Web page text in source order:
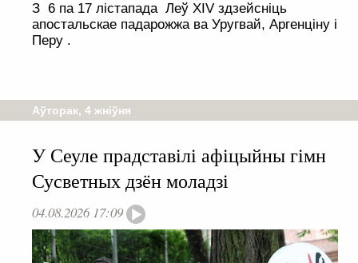
З 6 па 17 лістапада Леў XIV здзейсніць
апостальскае падарожжа ва Уругвай, Аргенціну і
Перу .
Аўторак, 4 жніўня
У Сеуле прадставілі афіцыйны гімн
Сусветных дзён моладзі
04.08.2026 17:09